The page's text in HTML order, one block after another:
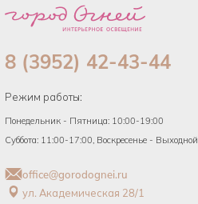
8 (3952) 42-43-44
Режим работы:
Понедельник - Пятница: 10:00-19:00
Суббота: 11:00-17:00, Воскресенье - Выходной
office@gorodognei.ru
ул. Академическая 28/1